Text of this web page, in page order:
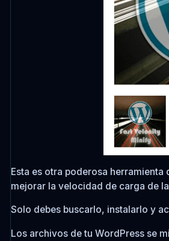
Esta es otra poderosa
mejorar la velocidad de carga de
Solo debes buscarlo, instalarlo y
Los archivos de tu WordPress se